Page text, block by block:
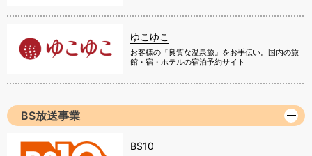
ゆこゆこ
お客様の『良質な温泉旅』をお手伝い。国内の旅
館・宿・ホテルの宿泊予約サイト
BS放送事業
BS10